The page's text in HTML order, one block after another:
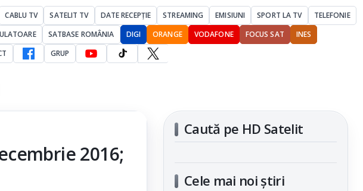
CABLU TV SATELIT TV DATE RECEPȚIE STREAMING EMISIUNI SPORT LA TV
TELEFONIE
SATBASE ROMÂNIA DIGI ORANGE VODAFONE FOCUS SAT
INES
GRUP
2016;
Caută pe HD Satelit
Cele mai noi știri